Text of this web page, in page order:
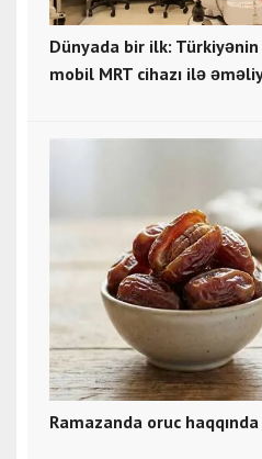
Dünyada bir ilk:
mobil MRT cihazı ilə
Ramazanda oruc